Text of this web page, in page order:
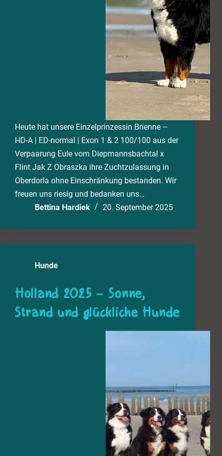
Heute hat unsere Einzelprinzessin Brienne –
HD-A | ED-normal | Exon 1 & 2 100/100 aus der
Verpaarung Eule vom Diepmannsbachtal x
Flint Jak Z Obraszka ihre Zuchtzulassung in
Oberdorla ohne Einschränkung bestanden. Wir
freuen uns riesig und bedanken uns…
Bettina Hardiek
20. September 2025
Hunde
Holland 2025 – Sonne,
Strand und glückliche Hunde